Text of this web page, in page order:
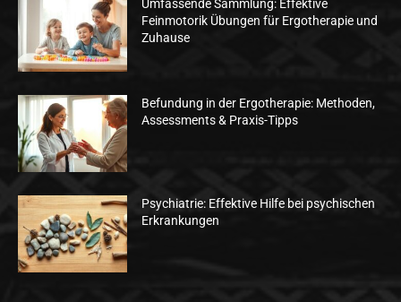
Umfassende Sammlung: Effektive
Feinmotorik Übungen für Ergotherapie und
Zuhause
Befundung in der Ergotherapie: Methoden,
Assessments & Praxis-Tipps
Psychiatrie: Effektive Hilfe bei psychischen
Erkrankungen